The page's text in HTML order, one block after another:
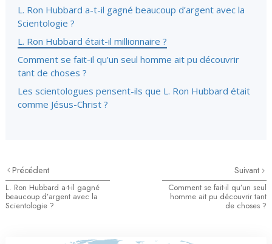
L. Ron Hubbard a-t-il gagné beaucoup d’argent avec la
Scientologie ?
L. Ron Hubbard était-il millionnaire ?
Comment se fait-il qu’un seul homme ait pu découvrir
tant de choses ?
Les scientologues pensent-ils que L. Ron Hubbard était
comme Jésus-Christ ?
Précédent
L. Ron Hubbard a-t-il gagné
beaucoup d’argent avec la
Scientologie ?
Suivant
Comment se fait-il qu’un seul
homme ait pu découvrir tant
de choses ?